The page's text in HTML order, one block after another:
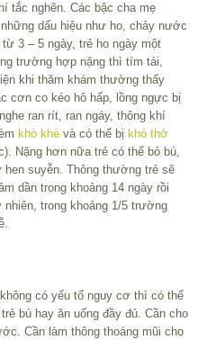
tắc nghẽn. Các bậc cha mẹ
dấu hiệu như ho, chảy nước
3 – 5 ngày, trẻ ho ngày một
trường hợp nặng thì tím tái,
khi thăm khám thường thấy
cơn co kéo hô hấp, lồng ngực bị
ran rít, ran ngáy, thông khí
khò khè và có thể bị khó thở
Nặng hơn nữa trẻ có thể bỏ bú,
suyễn. Thông thường trẻ sẽ
dần trong khoảng 14 ngày rồi
trong khoảng 1/5 trường
có yếu tố nguy cơ thì có thể
bú hay ăn uống đầy đủ. Cần cho
Cần làm thông thoáng mũi cho